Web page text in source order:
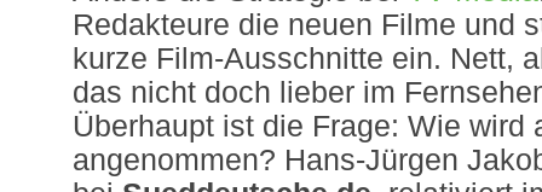
Redakteure die neuen Filme und
kurze Film-Ausschnitte ein. Nett,
das nicht doch lieber im
Überhaupt ist die Frage: Wie wird
angenommen? Hans-Jürgen